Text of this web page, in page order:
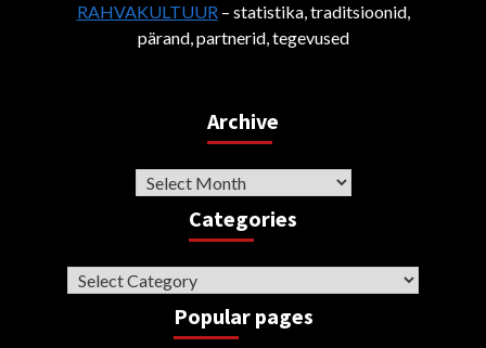
RAHVAKULTUUR– statistika, traditsioonid,
pärand, partnerid, tegevused
Archive
Archive
Categories
Categories
Popular pages